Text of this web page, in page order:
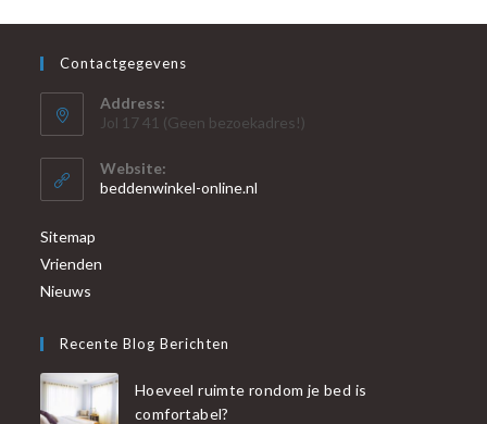
Contactgegevens
Address:
Jol 17 41 (Geen bezoekadres!)
Website:
beddenwinkel-online.nl
Sitemap
Vrienden
Nieuws
Recente Blog Berichten
Hoeveel ruimte rondom je bed is
comfortabel?